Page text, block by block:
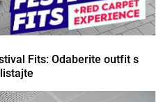
Fits: Odaberite outfit s